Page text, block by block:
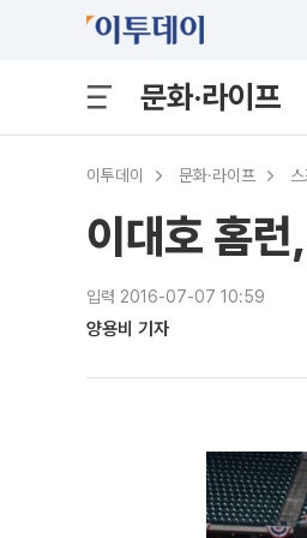
문화·라이프
이투데이 문화·라이프
이대호 홈
입력 2016-07-07 10:59
양용비 기자